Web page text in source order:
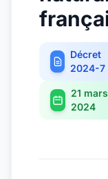
Décret
2024-7
21 mars
2024